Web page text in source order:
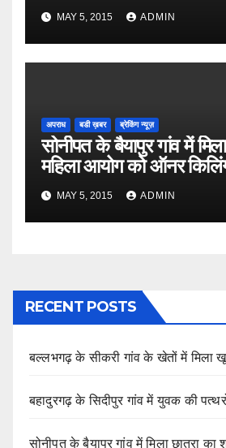
MAY 5, 2015 ADMIN
अपराध बडी ख़बर ब्रेकिंग न्यूज़
सोनीपत के बैयापुर गांव में
महिला आयोग को ऑनर
MAY 5, 2015 ADMIN
RECENT POSTS
बल्लभगढ़ के सीकरी गांव के खेतों में
बहादुरगढ़ के सिदीपुर गांव में युवक की
सोनीपत के बैयापुर गांव में मिला छात्रा का